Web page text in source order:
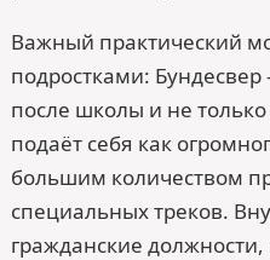
Важный практический
подростками:
после школы и не
подаёт себя как
большим количеством
специальных треков.
гражданские должности,